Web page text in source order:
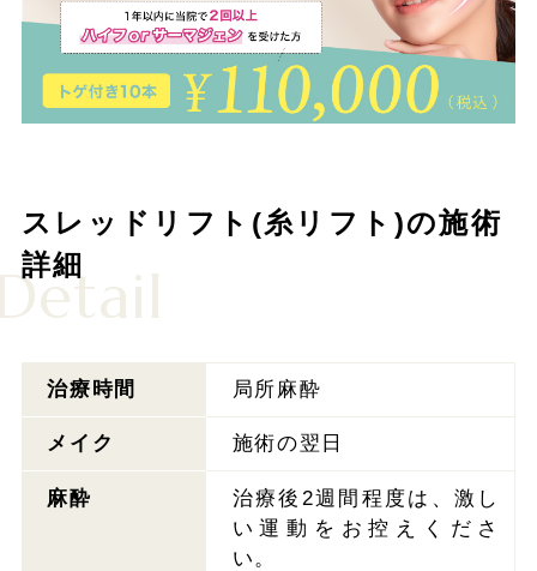
スレッドリフト(糸リフト)の施術
詳細
治療時間 局所麻酔
メイク 施術の翌日
麻酔
治療後2週間程度は、激し
い運動をお控えくださ
い。